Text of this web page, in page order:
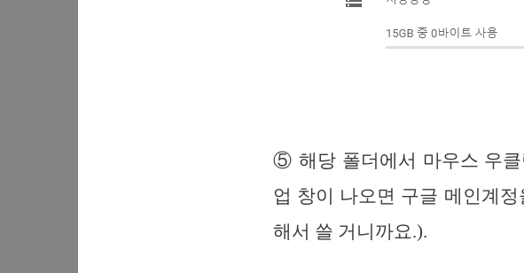
⑤ 해당 폴더에서 마우스 우클
업 창이 나오면 구글 메인계
해서 쓸 거니까요.).